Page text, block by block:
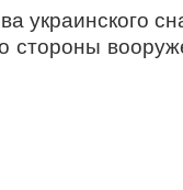
украинского
стороны